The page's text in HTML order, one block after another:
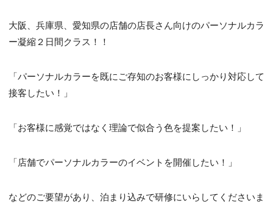
大阪、兵庫県、愛知県の店舗の店長さん向けのパーソナルカラ
ー凝縮２日間クラス！！
「パーソナルカラーを既にご存知のお客様にしっかり対応して
接客したい！」
「お客様に感覚ではなく理論で似合う色を提案したい！」
「店舗でパーソナルカラーのイベントを開催したい！」
などのご要望があり、泊まり込みで研修にいらしてくださいま